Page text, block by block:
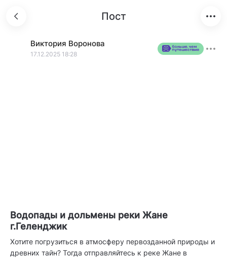
Пост
Виктория Воронова
17.12.2025 18:28
Водопады и дольмены реки Жане
г.Геленджик
Хотите погрузиться в атмосферу первозданной природы и
древних тайн? Тогда отправляйтесь к реке Жане в